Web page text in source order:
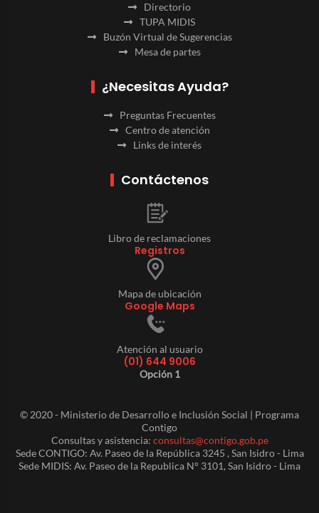
Directorio
TUPA MIDIS
Buzón Virtual de Sugerencias
Mesa de partes
¿Necesitas Ayuda?
Preguntas Frecuentes
Centro de atención
Links de interés
Contáctenos
Libro de reclamaciones
Registros
Mapa de ubicación
Google Maps
Atención al usuario
(01) 644 9006
Opción 1
© 2020 - Ministerio de Desarrollo e Inclusión Social | Programa
Contigo
Consultas y asistencia: consultas@contigo.gob.pe
Sede CONTIGO: Av. Paseo de la República 3245 , San Isidro - Lima
Sede MIDIS: Av. Paseo de la Republica N° 3101, San Isidro - Lima